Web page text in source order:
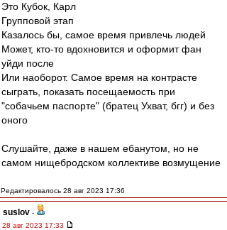
Это Кубок, Карл
Групповой этап
Казалось бы, самое время привлечь людей
Может, кто-то вдохновится и оформит фан
уйди после
Или наоборот. Самое время на контрасте
сыграть, показать посещаемость при
"собачьем паспорте" (братец Ухват, бгг) и без
оного
Слушайте, даже в нашем ебанутом, но не
самом нищебродском коллективе возмущение
Редактировалось 28 авг 2023 17:36
suslov -
28 авг 2023 17:33